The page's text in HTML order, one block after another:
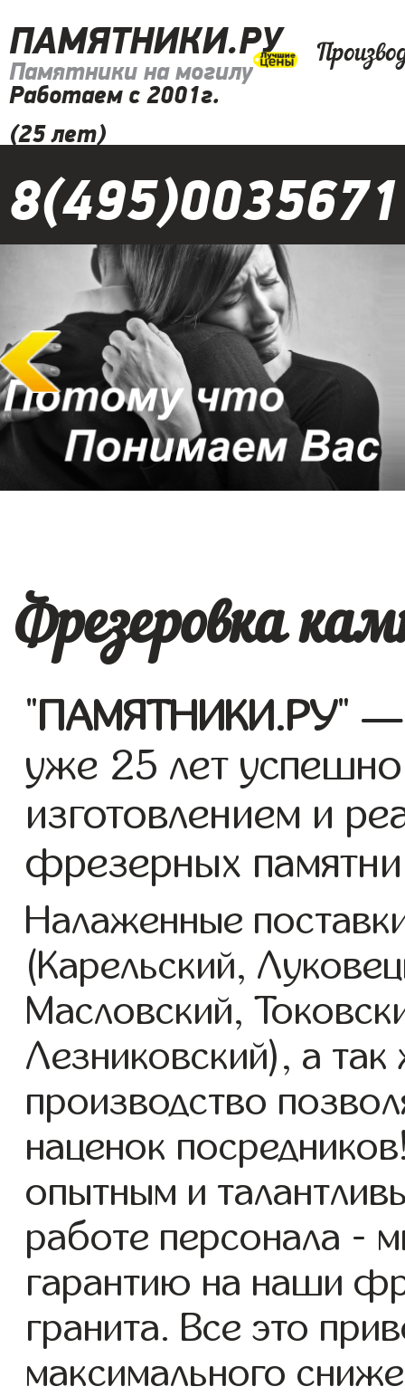
ПАМЯТНИКИ.РУ
Памятники на могилу
Работаем с 2001г.
(25 лет)
8(495)0035671
Фрезеровка
"ПАМЯТНИКИ.РУ" —
уже 25 лет
изготовлением и
фрезерных
Налаженные
(Карельский,
Масловский,
Лезниковский), а
производство
наценок
опытным и
работе персонала -
гарантию на наши
гранита. Все это
максимального